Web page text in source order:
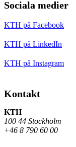
Sociala medier
KTH på Facebook
KTH på LinkedIn
KTH på Instagram
Kontakt
KTH
100 44 Stockholm
+46 8 790 60 00